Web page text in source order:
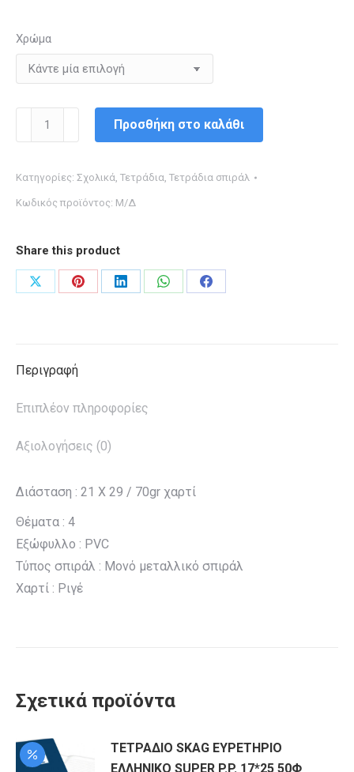
Χρώμα
ΤΕΤΡΑΔΙΟ
ΣΠΙΡΑΛ
Α4
Jeans
Προσθήκη στο καλάθι
Κατηγορίες: Σχολικά, Τετράδια, Τετράδια σπιράλ
Κωδικός προϊόντος: Μ/Δ
Share this product
Share
Share
Share
Share
Share
Περιγραφή
Επιπλέον πληροφορίες
Αξιολογήσεις (0)
Διάσταση : 21 Χ 29 / 70gr χαρτί
Θέματα : 4
Εξώφυλλο : PVC
Τύπος σπιράλ : Μονό μεταλλικό σπιράλ
Χαρτί : Ριγέ
Σχετικά προϊόντα
ΤΕΤΡΑΔΙΟ SKAG ΕΥΡΕΤΗΡΙΟ
ΕΛΛΗΝΙΚΟ SUPER P.P. 17*25 50Φ